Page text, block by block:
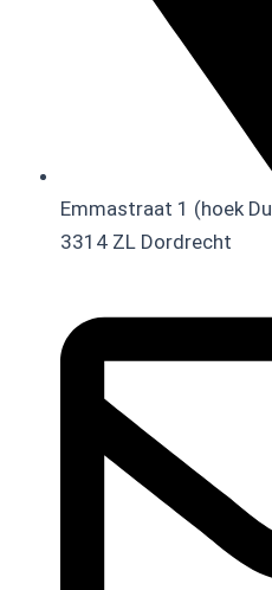
Emmastraat 1 (hoek
3314 ZL Dordrecht